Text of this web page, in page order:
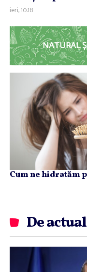
ieri, 10:18
NATURAL
Cum ne hidratăm
De